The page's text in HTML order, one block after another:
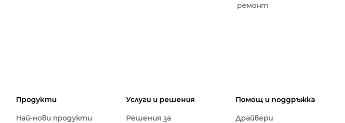
ремонт
Продукти
Най-нови продукти
Услуги и решения
Решения за
Помощ и поддръжка
Драйвери